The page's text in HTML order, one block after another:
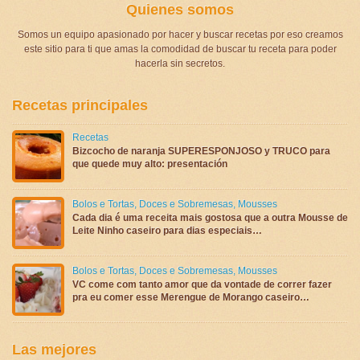
Quienes somos
Somos un equipo apasionado por hacer y buscar recetas por eso creamos
este sitio para ti que amas la comodidad de buscar tu receta para poder
hacerla sin secretos.
Recetas principales
Recetas
Bizcocho de naranja SUPERESPONJOSO y TRUCO para
que quede muy alto: presentación
Bolos e Tortas, Doces e Sobremesas, Mousses
Cada dia é uma receita mais gostosa que a outra Mousse de
Leite Ninho caseiro para dias especiais…
Bolos e Tortas, Doces e Sobremesas, Mousses
VC come com tanto amor que da vontade de correr fazer
pra eu comer esse Merengue de Morango caseiro…
Las mejores